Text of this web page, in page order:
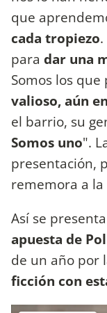
que
cada tropiezo
para dar una
Somos los que
valioso, aún
el barrio, su
Somos uno".
presentación,
rememora a
Así se
apuesta de
de un año por
ficción con